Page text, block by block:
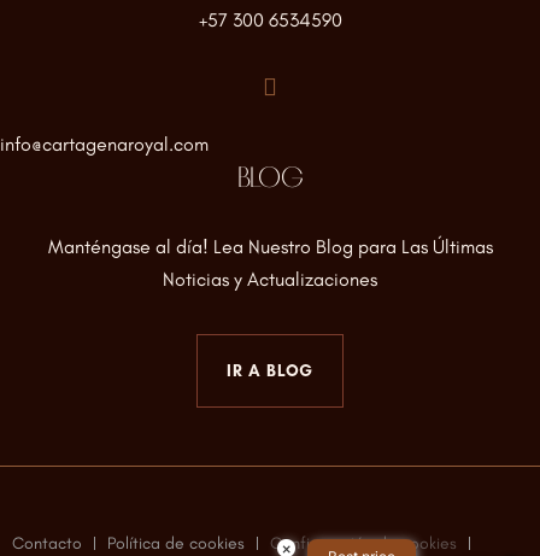
+57 300 6534590
info@cartagenaroyal.com
BLOG
Manténgase al día! Lea Nuestro Blog para Las Últimas
Noticias y Actualizaciones
IR A BLOG
Contacto Política de cookies Configuración de cookies
×